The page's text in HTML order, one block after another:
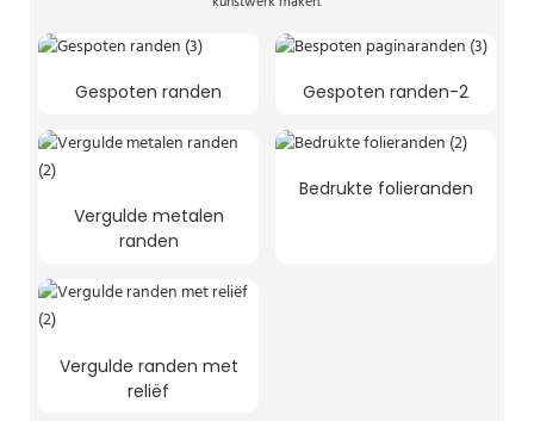
Gespoten randen Gespoten randen-2
Vergulde metalen
randen
Bedrukte folieranden
Vergulde randen met
reliëf